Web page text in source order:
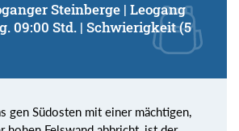
Steinberge | Leogang
09:00 Std. | Schwierigkeit (5
gen Südosten mit einer mächtigen,